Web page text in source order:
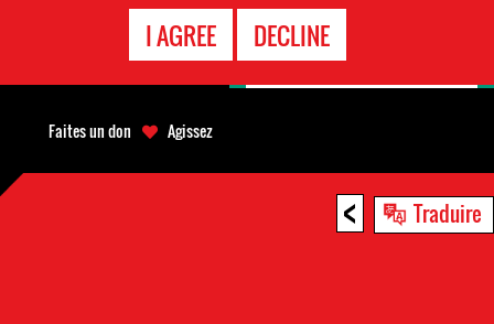
I AGREE DECLINE
< Traduire
Faites un don Agissez
D'URGENCE